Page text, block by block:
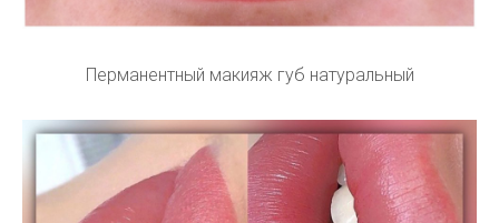
Перманентный макияж губ натуральный